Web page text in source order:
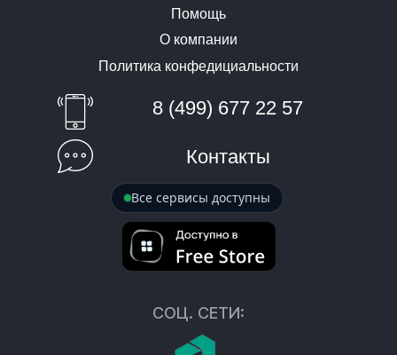
Помощь
О компании
Политика конфедициальности
8 (499) 677 22 57
Контакты
Все сервисы доступны
СОЦ. СЕТИ: